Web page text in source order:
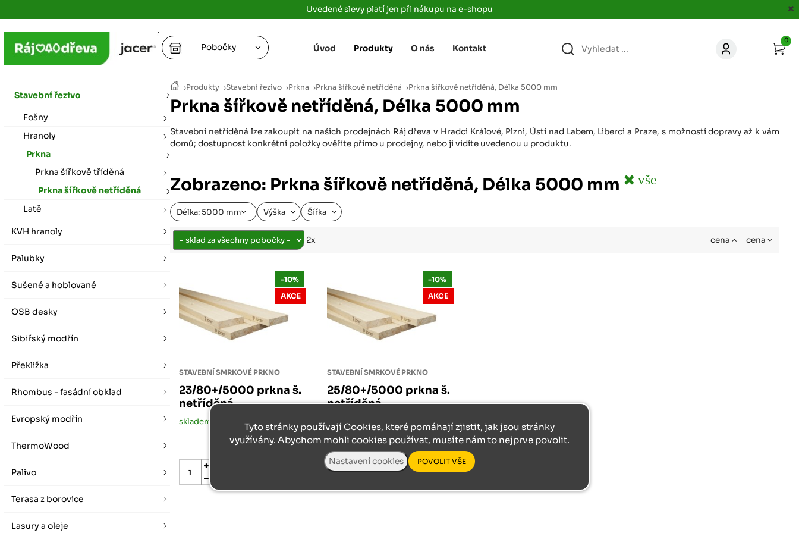
Uvedené slevy platí jen při nákupu na e-shopu
›Produkty ›Stavební řezivo ›Prkna ›Prkna šířkově netříděná ›Prkna šířkově netříděná, Délka 5000 mm
Prkna šířkově netříděná, Délka 5000 mm
Stavební netříděná lze zakoupit na našich prodejnách Ráj dřeva v Hradci Králové, Plzni, Ústí nad Labem, Liberci a Praze, s možností dopravy až k vám
domů; dostupnost konkrétní položky ověříte přímo u prodejny, nebo ji vidíte uvedenou u produktu.
Zobrazeno: Prkna šířkově netříděná, Délka 5000 mm vše
Délka: 5000 mm Výška Šířka
2x cena cena
STAVEBNÍ SMRKOVÉ PRKNO
23/80+/5000 prkna š.
netříděná
-10%
AKCE
237 Kč
213 Kč
STAVEBNÍ SMRKOVÉ PRKNO
25/80+/5000 prkna š.
netříděná
-10%
AKCE
skladem méně než 5 m2 257 Kč
231 Kč
m2
Stavební řezivo
Fošny
Hranoly
Prkna
Prkna šířkově tříděná
Prkna šířkově netříděná
Latě
KVH hranoly
Palubky
Sušené a hoblované
OSB desky
Sibiřský modřín
Překližka
Rhombus - fasádní obklad
Evropský modřín
ThermoWood
Palivo
Terasa z borovice
Lasury a oleje
Úvod Produkty O nás Kontakt
0
Pobočky
+
Letní otevírací doba (březen - říjen)
Zimní otevírací doba (listopad - únor)
Po-Pá 08:00 - 16:00, So 08:00 - 12:00 (ne Liberec)
vybírat zde
Ústí nad Labem, 400 01
rajdrevausti
jacer.cz
vybírat zde
Rovná 181
Březhrad, Hradec Králové, 503 32
rajdrevahradec
jacer.cz
vybírat zde
Předboj, 250 72
rajdrevapraha
jacer.cz
Plzeň
vybírat zde
Rokycanská 2656/2,
(parkoviště Albert)
Liberec
Růžodol XI – Liberec, 460 01
Tyto stránky používají Cookies, které pomáhají zjistit, jak jsou stránky
využívány. Abychom mohli cookies používat, musíte nám to nejprve povolit.